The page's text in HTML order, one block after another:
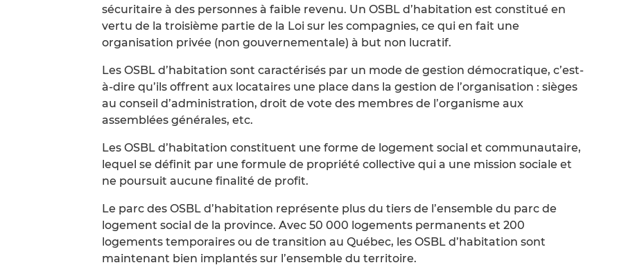
sécuritaire à des personnes à faible revenu. Un OSBL d’habitation est constitué en
vertu de la troisième partie de la Loi sur les compagnies, ce qui en fait une
organisation privée (non gouvernementale) à but non lucratif.
Les OSBL d’habitation sont caractérisés par un mode de gestion démocratique, c’est-
à-dire qu’ils offrent aux locataires une place dans la gestion de l’organisation : sièges
au conseil d’administration, droit de vote des membres de l’organisme aux
assemblées générales, etc.
Les OSBL d’habitation constituent une forme de logement social et communautaire,
lequel se définit par une formule de propriété collective qui a une mission sociale et
ne poursuit aucune finalité de profit.
Le parc des OSBL d’habitation représente plus du tiers de l’ensemble du parc de
logement social de la province. Avec 50 000 logements permanents et 200
logements temporaires ou de transition au Québec, les OSBL d’habitation sont
maintenant bien implantés sur l’ensemble du territoire.